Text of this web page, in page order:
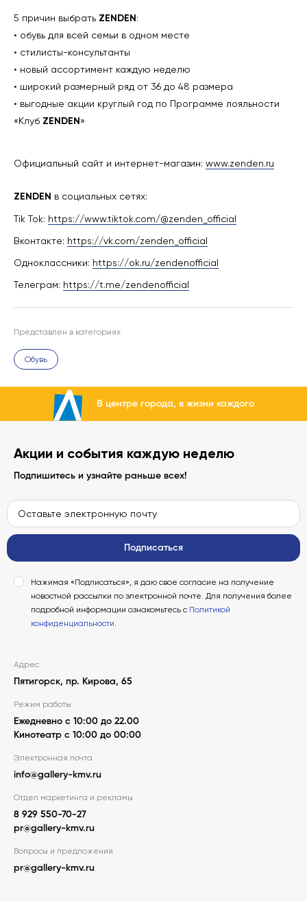
5 причин выбрать ZENDEN:
• обувь для всей семьи в одном месте
• стилисты-консультанты
• новый ассортимент каждую неделю
• широкий размерный ряд от 36 до 48 размера
• выгодные акции круглый год по Программе лояльности
«Клуб ZENDEN»
Официальный сайт и интернет-магазин: www.zenden.ru
ZENDEN в социальных сетях:
Tik Tok: https://www.tiktok.com/@zenden_official
Вконтакте: https://vk.com/zenden_official
Одноклассники: https://ok.ru/zendenofficial
Телеграм: https://t.me/zendenofficial
Представлен в категориях
Обувь
В центре города, в жизни каждого
Акции и события каждую неделю
Подпишитесь и узнайте раньше всех!
Подписаться
Нажимая «Подписаться», я даю свое согласие на получение
новостной рассылки по электронной почте. Для получения более
подробной информации ознакомьтесь с Политикой
конфиденциальности.
Адрес
Пятигорск, пр. Кирова, 65
Режим работы
Ежедневно с 10:00 до 22.00
Кинотеатр с 10:00 до 00:00
Электронная почта
info@gallery-kmv.ru
Отдел маркетинга и рекламы
8 929 550-70-27
pr@gallery-kmv.ru
Вопросы и предложения
pr@gallery-kmv.ru